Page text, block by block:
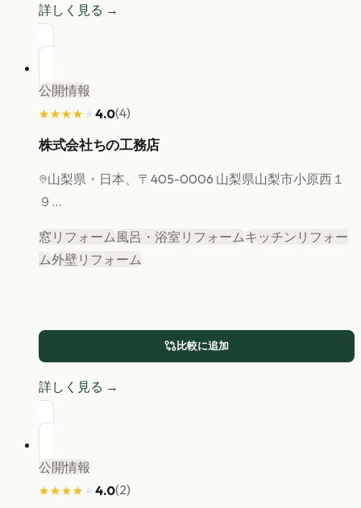
詳しく見る →
公開情報
★★★★★
★★★★★ 4.0(4)
株式会社ちの工務店
山梨県 ・日本、〒405-0006 山梨県山梨市小原西１
９...
窓リフォーム 風呂・浴室リフォームキッチンリフォー
ム外壁リフォーム
比較に追加
詳しく見る →
公開情報
★★★★★
★★★★★ 4.0(2)